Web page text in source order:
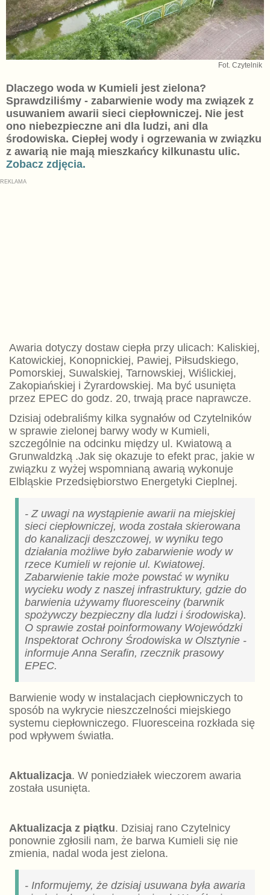
Fot. Czytelnik
Dlaczego woda w Kumieli jest zielona?
Sprawdziliśmy - zabarwienie wody ma związek z
usuwaniem awarii sieci ciepłowniczej. Nie jest
ono niebezpieczne ani dla ludzi, ani dla
środowiska. Ciepłej wody i ogrzewania w związku
z awarią nie mają mieszkańcy kilkunastu ulic.
Zobacz zdjęcia.
Awaria dotyczy dostaw ciepła przy ulicach: Kaliskiej,
Katowickiej, Konopnickiej, Pawiej, Piłsudskiego,
Pomorskiej, Suwalskiej, Tarnowskiej, Wiślickiej,
Zakopiańskiej i Żyrardowskiej. Ma być usunięta
przez EPEC do godz. 20, trwają prace naprawcze.
Dzisiaj odebraliśmy kilka sygnałów od Czytelników
w sprawie zielonej barwy wody w Kumieli,
szczególnie na odcinku między ul. Kwiatową a
Grunwaldzką .Jak się okazuje to efekt prac, jakie w
związku z wyżej wspomnianą awarią wykonuje
Elbląskie Przedsiębiorstwo Energetyki Cieplnej.
- Z uwagi na wystąpienie awarii na miejskiej
sieci ciepłowniczej, woda została skierowana
do kanalizacji deszczowej, w wyniku tego
działania możliwe było zabarwienie wody w
rzece Kumieli w rejonie ul. Kwiatowej.
Zabarwienie takie może powstać w wyniku
wycieku wody z naszej infrastruktury, gdzie do
barwienia używamy fluoresceiny (barwnik
spożywczy bezpieczny dla ludzi i środowiska).
O sprawie został poinformowany Wojewódzki
Inspektorat Ochrony Środowiska w Olsztynie -
informuje Anna Serafin, rzecznik prasowy
EPEC.
Barwienie wody w instalacjach ciepłowniczych to
sposób na wykrycie nieszczelności miejskiego
systemu ciepłowniczego. Fluoresceina rozkłada się
pod wpływem światła.
Aktualizacja. W poniedziałek wieczorem awaria
została usunięta.
Aktualizacja z piątku. Dzisiaj rano Czytelnicy
ponownie zgłosili nam, że barwa Kumieli się nie
zmienia, nadal woda jest zielona.
- Informujemy, że dzisiaj usuwana była awaria